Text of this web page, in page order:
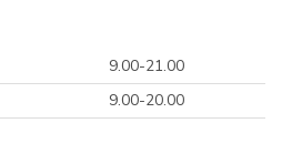
9.00-21.00
9.00-20.00